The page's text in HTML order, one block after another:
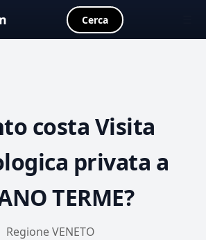
Cerca
costa Visita
privata a
TERME?
Regione VENETO